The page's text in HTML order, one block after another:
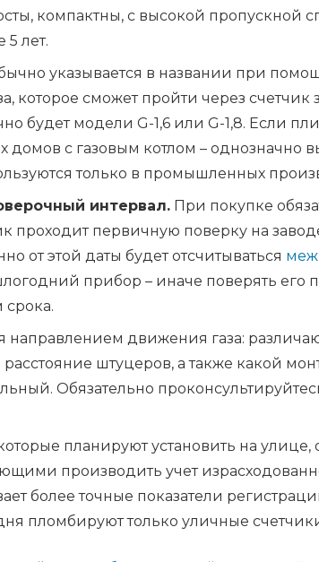
компактны, с высокой пропускной
лет.
указывается в названии при
которое сможет пройти через счетчик
будет модели G-1,6 или G-1,8. Если
домов с газовым котлом – однозначно
только в промышленных
интервал. При покупке
проходит первичную поверку на
от этой даты будет отсчитываться
прибор – иначе поверять его
срока.
направлением движения газа:
штуцеров, а также какой
Обязательно
планируют установить на улице,
производить учет
более точные показатели
пломбируют только уличные